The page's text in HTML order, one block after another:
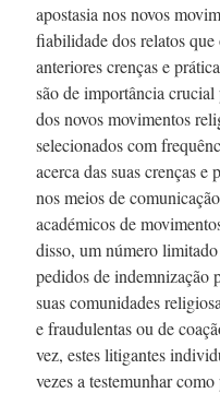
apostasia nos novos
fiabilidade dos relatos que
anteriores crenças e
são de importância crucial
dos novos movimentos
selecionados com
acerca das suas crenças e
nos meios de
académicos de
disso, um número
pedidos de indemnização
suas comunidades
e fraudulentas ou de
vez, estes litigantes
vezes a testemunhar